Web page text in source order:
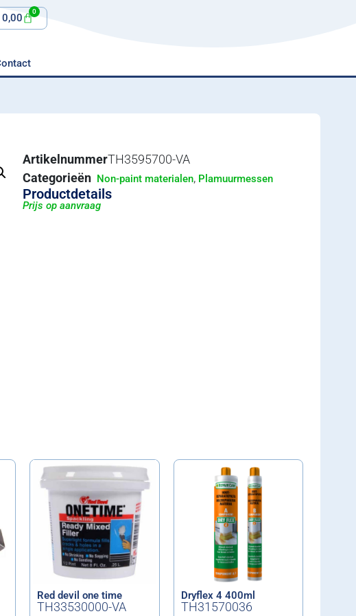
0,00
0
ArtikelnummerTH3595700-VA
Categorieën Non-paint materialen, Plamuurmessen
Productdetails
Prijs op aanvraag
Red devil one time
TH33530000-VA
Dryflex 4 400ml
TH31570036